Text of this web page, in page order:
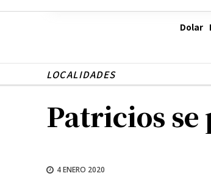
Dolar
LOCALIDADES
Patricios se
4 ENERO 2020